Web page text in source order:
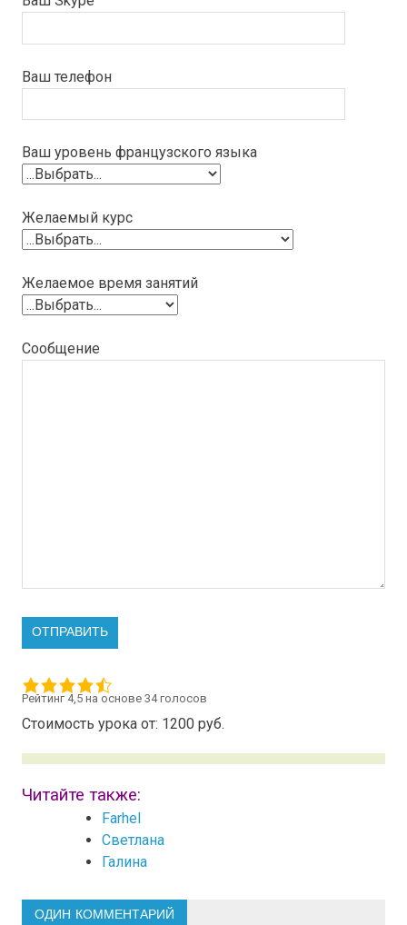
Ваш телефон
Ваш уровень французского языка
Желаемый курс
Желаемое время занятий
Сообщение
Рейтинг 4,5 на основе 34 голосов
Стоимость урока от: 1200 руб.
Читайте также:
Farhel
Светлана
Галина
ОДИН КОММЕНТАРИЙ